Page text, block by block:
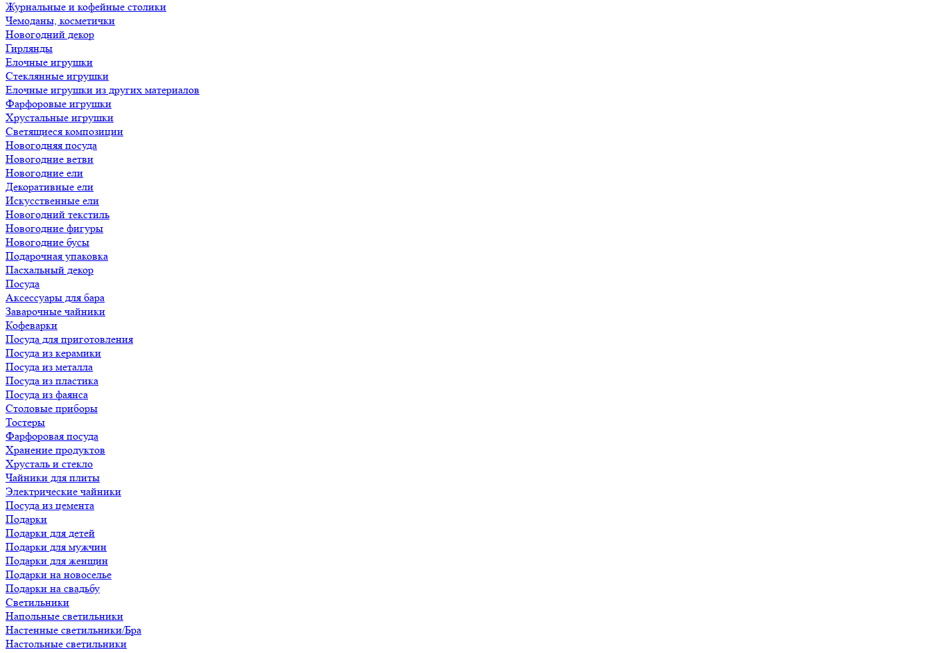
Журнальные и кофейные столики
Чемоданы, косметички
Новогодний декор
Гирлянды
Елочные игрушки
Стеклянные игрушки
Елочные игрушки из других материалов
Фарфоровые игрушки
Хрустальные игрушки
Светящиеся композиции
Новогодняя посуда
Новогодние ветви
Новогодние ели
Декоративные ели
Искусственные ели
Новогодний текстиль
Новогодние фигуры
Новогодние бусы
Подарочная упаковка
Пасхальный декор
Посуда
Аксессуары для бара
Заварочные чайники
Кофеварки
Посуда для приготовления
Посуда из керамики
Посуда из металла
Посуда из пластика
Посуда из фаянса
Столовые приборы
Тостеры
Фарфоровая посуда
Хранение продуктов
Хрусталь и стекло
Чайники для плиты
Электрические чайники
Посуда из цемента
Подарки
Подарки для детей
Подарки для мужчин
Подарки для женщин
Подарки на новоселье
Подарки на свадьбу
Светильники
Напольные светильники
Настенные светильники/Бра
Настольные светильники